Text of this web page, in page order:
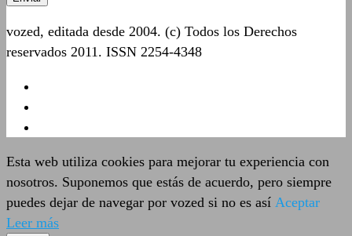
vozed, editada desde 2004. (c) Todos los Derechos
reservados 2011. ISSN 2254-4348
Esta web utiliza cookies para mejorar tu experiencia con
nosotros. Suponemos que estás de acuerdo, pero siempre
puedes dejar de navegar por vozed si no es así Aceptar
Leer más